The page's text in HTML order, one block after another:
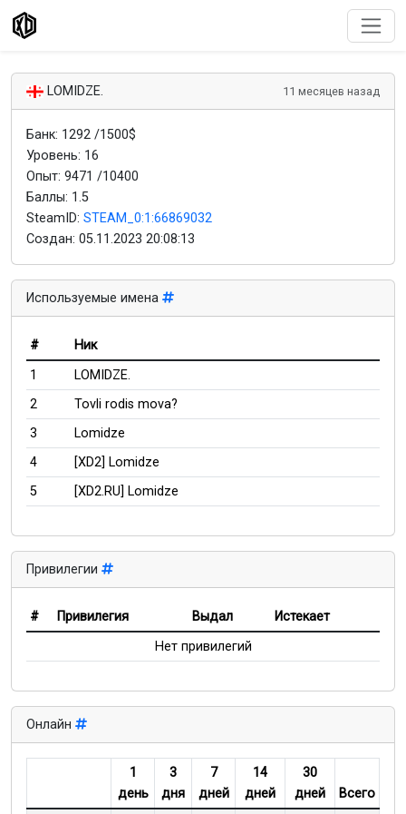
LOMIDZE. 11 месяцев назад
Банк: 1292 /1500$
Уровень: 16
Опыт: 9471 /10400
Баллы: 1.5
SteamID: STEAM_0:1:66869032
Создан: 05.11.2023 20:08:13
Используемые имена
#
Ник
1
LOMIDZE.
2
Tovli rodis mova?
3
Lomidze
4
[XD2] Lomidze
5
[XD2.RU] Lomidze
Привилегии
# Привилегия Выдал
Истекает
Нет привилегий
Онлайн
1
день
3
дня
7
дней
14
дней
30
дней
Всего